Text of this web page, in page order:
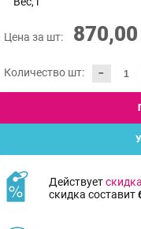
Цена за шт:
Количество шт: -
Действуетскидка
скидка составит